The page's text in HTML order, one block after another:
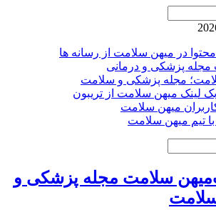
در میهن سلامت از رسانه ها
پزشکی و درمانی
مجله پزشکی و سلامت
بک لینک میهن سلامت از تریبون
میهن سلامت
تیم میهن سلامت
میهن سلامت مجله پزشکی و